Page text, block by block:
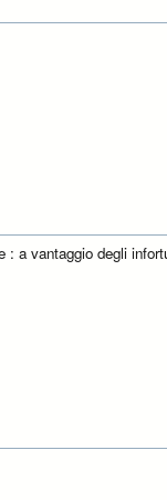
: a vantaggio degli